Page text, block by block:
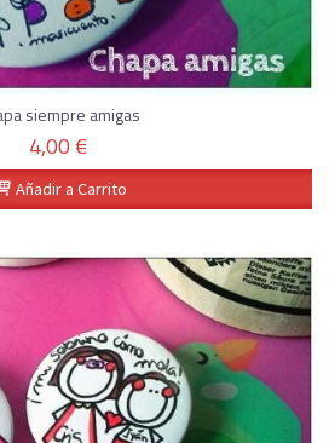
siempre amigas
4,00 €
Añadir a Carrito